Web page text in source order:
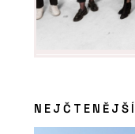
NEJČTENĚJŠÍ